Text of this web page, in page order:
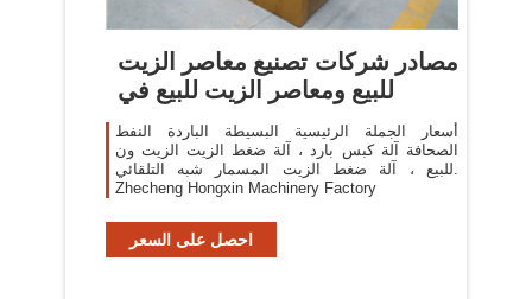
مصادر شركات تصنيع معاصر الزيت
للبيع ومعاصر الزيت للبيع في
أسعار الجملة الرئيسية البسيطة الباردة النفط
الصحافة آلة كبس بارد ، آلة ضغط الزيت الزيت ون
للبيع ، آلة ضغط الزيت المسمار شبه التلقائي.
Zhecheng Hongxin Machinery Factory
احصل على السعر